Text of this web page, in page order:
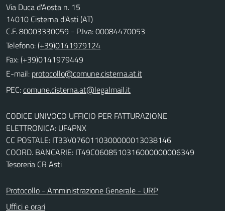
Via Duca d'Aosta n. 15
14010 Cisterna d'Asti (AT)
C.F. 80003330059 - P.Iva: 00084470053
Telefono:(+39)0141979124
Fax: (+39)0141979449
E-mail:
PEC:
CODICE UNIVOCO UFFICIO PER FATTURAZIONE
ELETTRONICA: UF4PNX
CC POSTALE: IT33V0760110300000013038146
COORD. BANCARIE: IT49C0608510316000000006349
Tesoreria CR Asti
Protocollo - Amministrazione Generale - URP
Uffici e orari